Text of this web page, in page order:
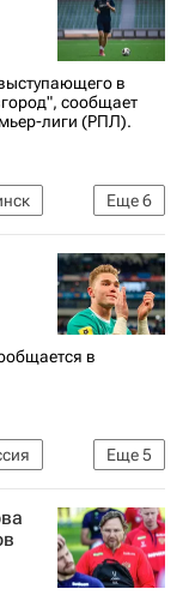
в
сообщает
лиги (РПЛ).
Еще6
в
Еще5